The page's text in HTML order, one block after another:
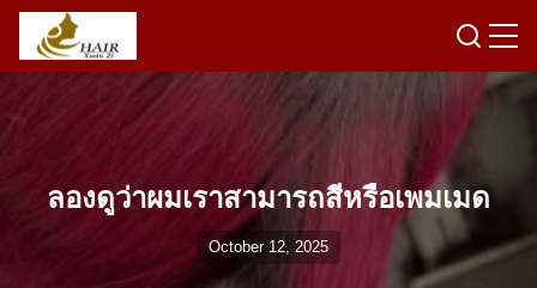
ลองดูว่าผมเราสามารถสีหรือเพมเมด
October 12, 2025